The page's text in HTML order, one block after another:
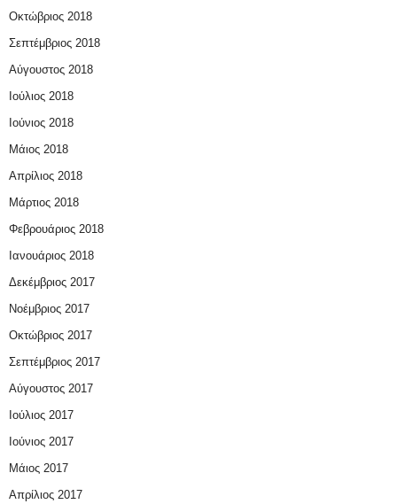
Οκτώβριος 2018
Σεπτέμβριος 2018
Αύγουστος 2018
Ιούλιος 2018
Ιούνιος 2018
Μάιος 2018
Απρίλιος 2018
Μάρτιος 2018
Φεβρουάριος 2018
Ιανουάριος 2018
Δεκέμβριος 2017
Νοέμβριος 2017
Οκτώβριος 2017
Σεπτέμβριος 2017
Αύγουστος 2017
Ιούλιος 2017
Ιούνιος 2017
Μάιος 2017
Απρίλιος 2017